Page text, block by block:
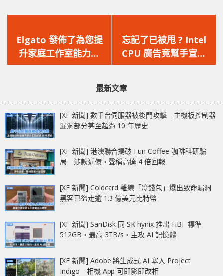
一
篇
文
Elgato 發佈了為您提
升家庭工作室能力的
Light Strip 和 Wave
一
篇
文
忘記了已被甩 ? Intel
CPU 廣告竟幫手宣傳
「對手」產品
最新文章
[XF 新聞] 數千台伺服器被後門攻擊 主機板控制器
漏洞部分甚至超過 10 年歷史
[XF 新聞] 港澳聯合搗破 Fun Coffee 咖啡科研騙
局 涉款近億‧聲稱高達 4 倍回報
[XF 新聞] Coldcard 離線「冷錢包」爆出致命漏洞
黑客已盜走逾 1.3 億美元比特幣
[XF 新聞] SanDisk 同 SK hynix 推出 HBF 標準
512GB‧最高 3TB/s‧主攻 AI 記憶體
[XF 新聞] Adobe 將生成式 AI 塞入 Project
Indigo 相機 App 可即影即改相